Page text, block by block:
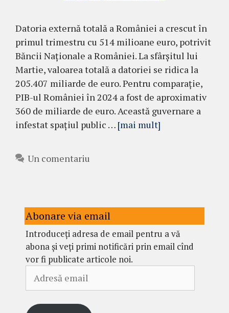
Datoria externă totală a României a crescut în
primul trimestru cu 514 milioane euro, potrivit
Băncii Naționale a României. La sfârșitul lui
Martie, valoarea totală a datoriei se ridica la
205.407 miliarde de euro. Pentru comparație,
PIB-ul României în 2024 a fost de aproximativ
360 de miliarde de euro. Această guvernare a
infestat spațiul public … [mai mult]
Un comentariu
Abonare via email
Introduceți adresa de email pentru a vă
abona și veți primi notificări prin email cînd
vor fi publicate articole noi.
email